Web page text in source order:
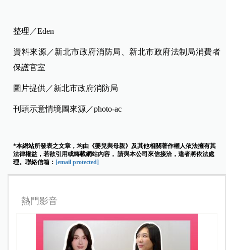
整理／Eden
資料來源／新北市政府消防局、新北市政府法制局消費者
保護官室
圖片提供／新北市政府消防局
刊頭示意情境圖來源／photo-ac
*本網站所發表之文章，均由《嬰兒與母親》及其他相關著作權人依法擁有其
法律權益，若欲引用或轉載網站內容， 請與本公司來信接洽，違者將依法處
理。聯絡信箱： [email protected]
熱門影音